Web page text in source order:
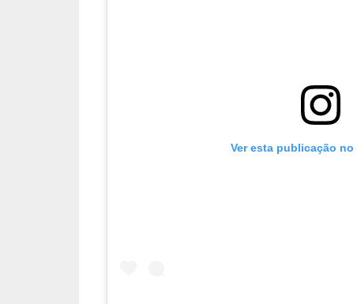
Ver esta publicação no